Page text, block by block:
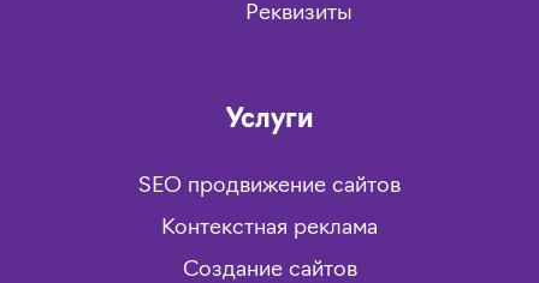
Реквизиты
Услуги
SEO продвижение сайтов
Контекстная реклама
Создание сайтов